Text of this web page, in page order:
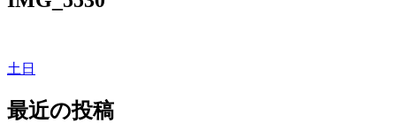
投
稿
土日
最近の投稿